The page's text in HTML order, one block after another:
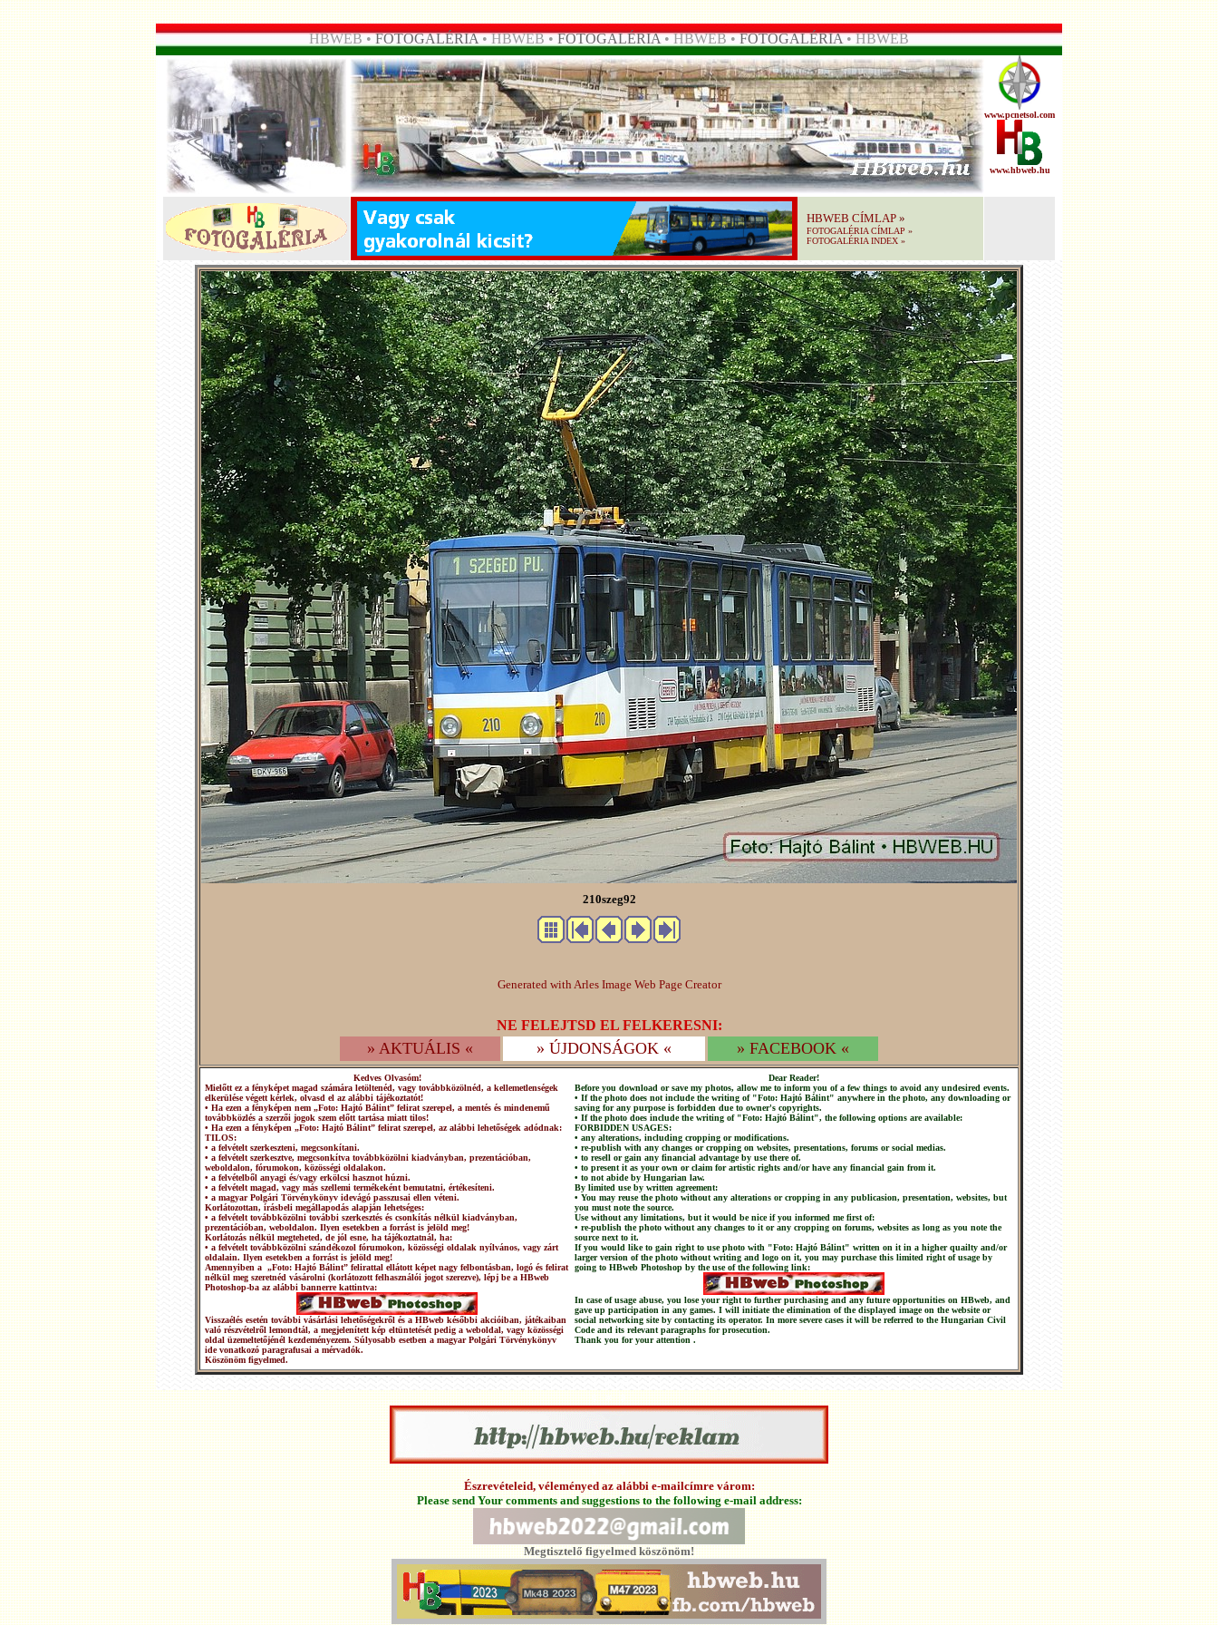
HBWEB •FOTOGALÉRIA• HBWEB •FOTOGALÉRIA• HBWEB •FOTOGALÉRIA• HBWEB
www.pcnetsol.com
www.hbweb.hu
HBWEB CÍMLAP »
FOTOGALÉRIA CÍMLAP »
FOTOGALÉRIA INDEX »
210szeg92
Generated with Arles Image Web Page Creator
NE FELEJTSD EL FELKERESNI:
» AKTUÁLIS « » ÚJDONSÁGOK « » FACEBOOK «
Kedves Olvasóm!
Mielőtt ez a fényképet magad számára letöltenéd, vagy továbbközölnéd, a kellemetlenségek
elkerülése végett kérlek, olvasd el az alábbi tájékoztatót!
• Ha ezen a fényképen nem „Foto: Hajtó Bálint” felirat szerepel, a mentés és mindenemű
továbbközlés a szerzői jogok szem előtt tartása miatt tilos!
• Ha ezen a fényképen „Foto: Hajtó Bálint” felirat szerepel, az alábbi lehetőségek adódnak:
TILOS:
• a felvételt szerkeszteni, megcsonkítani.
• a felvételt szerkesztve, megcsonkítva továbbközölni kiadványban, prezentációban,
weboldalon, fórumokon, közösségi oldalakon.
• a felvételből anyagi és/vagy erkölcsi hasznot húzni.
• a felvételt magad, vagy más szellemi termékeként bemutatni, értékesíteni.
• a magyar Polgári Törvénykönyv idevágó passzusai ellen véteni.
Korlátozottan, írásbeli megállapodás alapján lehetséges:
• a felvételt továbbközölni további szerkesztés és csonkítás nélkül kiadványban,
prezentációban, weboldalon. Ilyen esetekben a forrást is jelöld meg!
Korlátozás nélkül megteheted, de jól esne, ha tájékoztatnál, ha:
• a felvételt továbbközölni szándékozol fórumokon, közösségi oldalak nyílvános, vagy zárt
oldalain. Ilyen esetekben a forrást is jelöld meg!
Amennyiben a „Foto: Hajtó Bálint” felirattal ellátott képet nagy felbontásban, logó és felirat
nélkül meg szeretnéd vásárolni (korlátozott felhasználói jogot szerezve), lépj be a HBweb
Photoshop-ba az alábbi bannerre kattintva:
Visszaélés esetén további vásárlási lehetőségekről és a HBweb későbbi akcióiban, játékaiban
való részvételről lemondtál, a megjelenített kép eltüntetését pedig a weboldal, vagy közösségi
oldal üzemeltetőjénél kezdeményezem. Súlyosabb esetben a magyar Polgári Törvénykönyv
ide vonatkozó paragrafusai a mérvadók.
Köszönöm figyelmed.
Dear Reader!
Before you download or save my photos, allow me to inform you of a few things to avoid any undesired events.
• If the photo does not include the writing of "Foto: Hajtó Bálint" anywhere in the photo, any downloading or
saving for any purpose is forbidden due to owner's copyrights.
• If the photo does include the writing of "Foto: Hajtó Bálint", the following options are available:
FORBIDDEN USAGES:
• any alterations, including cropping or modifications.
• re-publish with any changes or cropping on websites, presentations, forums or social medias.
• to resell or gain any financial advantage by use there of.
• to present it as your own or claim for artistic rights and/or have any financial gain from it.
• to not abide by Hungarian law.
By limited use by written agreement:
• You may reuse the photo without any alterations or cropping in any publicasion, presentation, websites, but
you must note the source.
Use without any limitations, but it would be nice if you informed me first of:
• re-publish the photo without any changes to it or any cropping on forums, websites as long as you note the
source next to it.
If you would like to gain right to use photo with "Foto: Hajtó Bálint" written on it in a higher quailty and/or
larger version of the photo without writing and logo on it, you may purchase this limited right of usage by
going to HBweb Photoshop by the use of the following link:
In case of usage abuse, you lose your right to further purchasing and any future opportunities on HBweb, and
gave up participation in any games. I will initiate the elimination of the displayed image on the website or
social networking site by contacting its operator. In more severe cases it will be referred to the Hungarian Civil
Code and its relevant paragraphs for prosecution.
Thank you for your attention .
Észrevételeid, véleményed az alábbi e-mailcímre várom:
Please send Your comments and suggestions to the following e-mail address:
Megtisztelő figyelmed köszönöm!